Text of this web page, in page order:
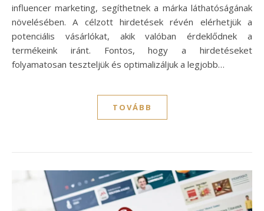
influencer marketing, segíthetnek a márka láthatóságának
növelésében. A célzott hirdetések révén elérhetjük a
potenciális vásárlókat, akik valóban érdeklődnek a
termékeink iránt. Fontos, hogy a hirdetéseket
folyamatosan teszteljük és optimalizáljuk a legjobb…
TOVÁBB